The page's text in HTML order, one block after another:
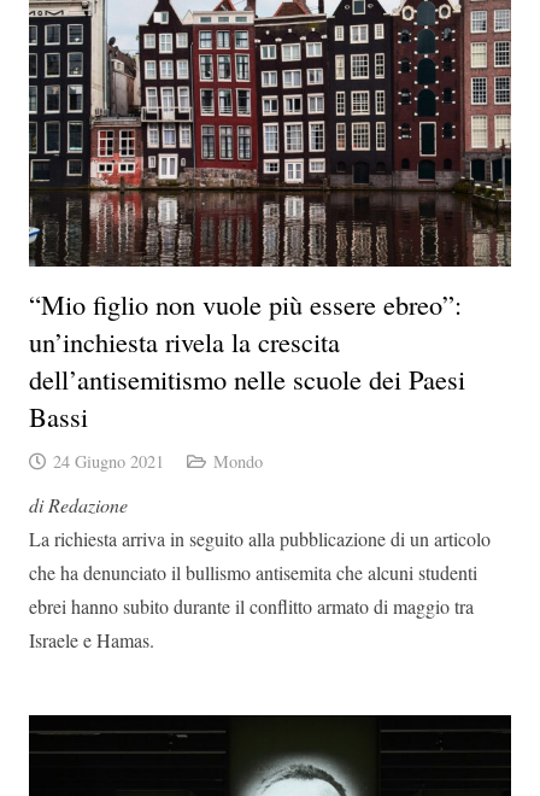
“Mio figlio non vuole più essere ebreo”:
un’inchiesta rivela la crescita
dell’antisemitismo nelle scuole dei Paesi
Bassi
24 Giugno 2021 Mondo
di Redazione
La richiesta arriva in seguito alla pubblicazione di un articolo
che ha denunciato il bullismo antisemita che alcuni studenti
ebrei hanno subito durante il conflitto armato di maggio tra
Israele e Hamas.